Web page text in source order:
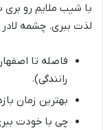
با شیب ملایم رو بری
لذت ببری. چشمه لادر
رانندگی).
بهترین زمان
چی با خودت